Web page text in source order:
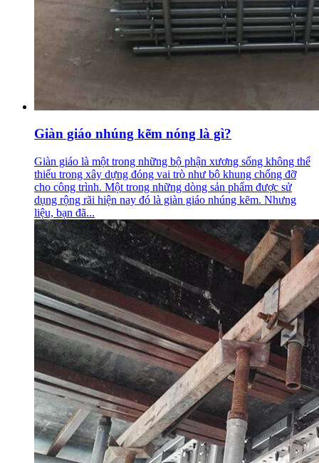
Giàn giáo nhúng kẽm nóng là gì?
Giàn giáo là một trong những bộ phận xương sống không thể
thiếu trong xây dựng đóng vai trò như bộ khung chống đỡ
cho công trình. Một trong những dòng sản phẩm được sử
dụng rộng rãi hiện nay đó là giàn giáo nhúng kẽm. Nhưng
liệu, bạn đã...